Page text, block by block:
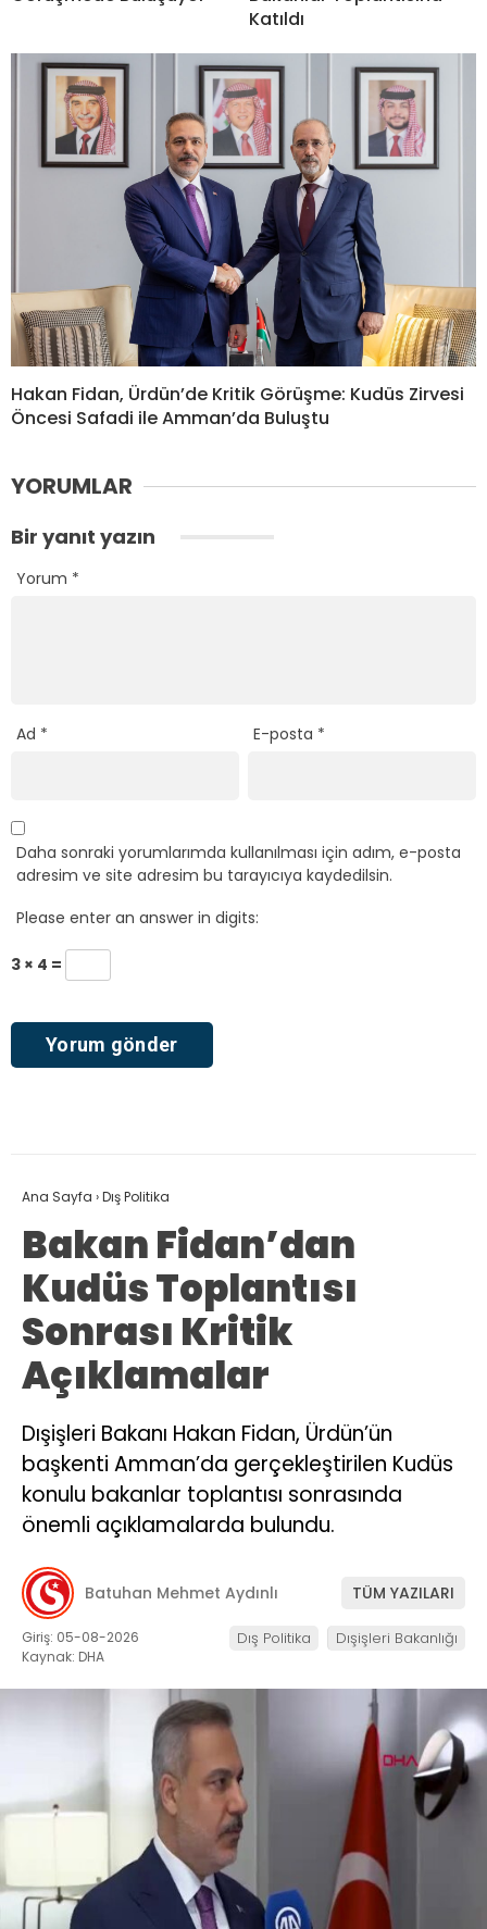
Katıldı
Hakan Fidan, Ürdün’de Kritik Görüşme: Kudüs Zirvesi
Öncesi Safadi ile Amman’da Buluştu
YORUMLAR
Bir yanıt yazın
Yorum *
Ad * E-posta *
Daha sonraki yorumlarımda kullanılması için adım, e-posta
adresim ve site adresim bu tarayıcıya kaydedilsin.
Please enter an answer in digits:
3 × 4 =
Ana Sayfa ›Dış Politika
Bakan Fidan’dan
Kudüs Toplantısı
Sonrası Kritik
Açıklamalar
Dışişleri Bakanı Hakan Fidan, Ürdün’ün
başkenti Amman’da gerçekleştirilen Kudüs
konulu bakanlar toplantısı sonrasında
önemli açıklamalarda bulundu.
Batuhan Mehmet Aydınlı TÜM YAZILARI
Giriş: 05-08-2026
Kaynak: DHA
Dış Politika Dışişleri Bakanlığı